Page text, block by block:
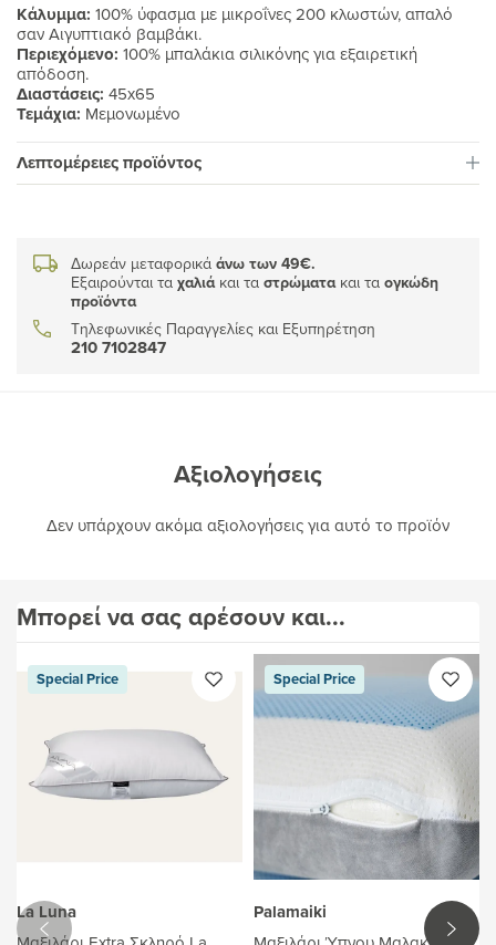
Κάλυμμα: 100% ύφασμα με μικροΐνες 200 κλωστών, απαλό
σαν Αιγυπτιακό βαμβάκι.
Περιεχόμενο: 100% μπαλάκια σιλικόνης για εξαιρετική
απόδοση.
Διαστάσεις: 45x65
Τεμάχια: Μεμονωμένο
Λεπτομέρειες προϊόντος
Δωρεάν μεταφορικά άνω των 49€.
Εξαιρούνται τα χαλιάκαι τα στρώματακαι τα ογκώδη
προϊόντα
Τηλεφωνικές Παραγγελίες και Εξυπηρέτηση
210 7102847
Αξιολογήσεις
Δεν υπάρχουν ακόμα αξιολογήσεις για αυτό το προϊόν
Μπορεί να σας αρέσουν και...
Special Price
La Luna
Special Price
Palamaiki